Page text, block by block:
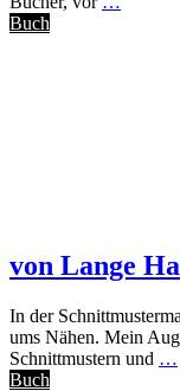
Buch
von Lange
In der
ums Nähen. Mein
Schnittmustern und …
Buch